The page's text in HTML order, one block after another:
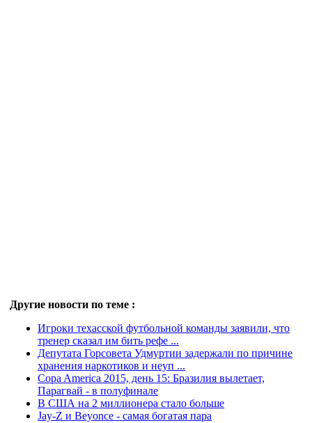
Другие новости по теме :
Игроки техасской футбольной команды заявили, что
тренер сказал им бить рефе ...
Депутата Горсовета Удмуртии задержали по причине
хранения наркотиков и неуп ...
Copa America 2015, день 15: Бразилия вылетает,
Парагвай - в полуфинале
В США на 2 миллионера стало больше
Jay-Z и Beyonce - самая богатая пара